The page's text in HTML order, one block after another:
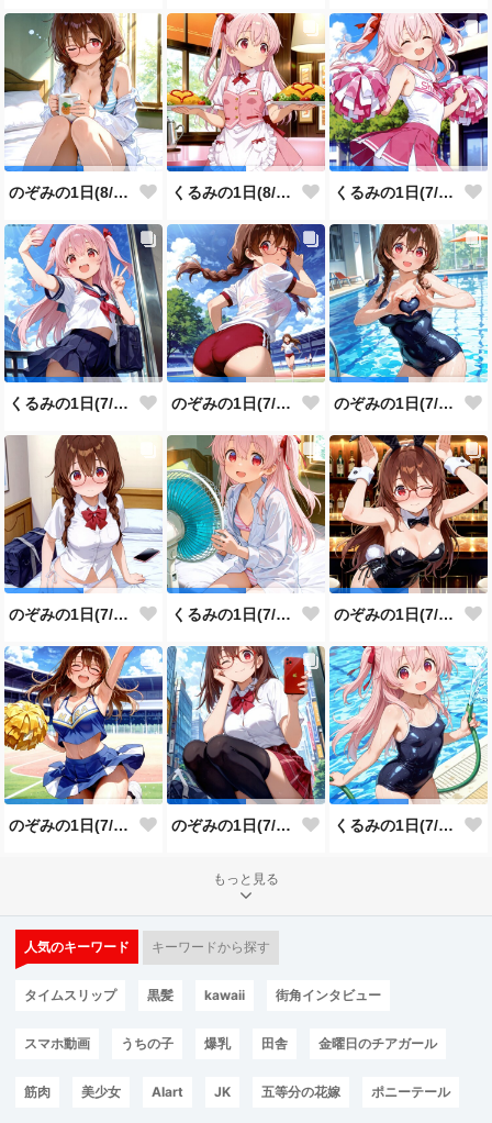
のぞみの1日(8/2投稿分) くるみの1日(8/1投稿分) くるみの1日(7/31投稿分)
くるみの1日(7/30投稿分) のぞみの1日(7/29投稿分) のぞみの1日(7/28投稿分)
のぞみの1日(7/27投稿分) くるみの1日(7/26投稿分) のぞみの1日(7/25投稿分)
のぞみの1日(7/24投稿分) のぞみの1日(7/23投稿分) くるみの1日(7/22投稿分)
もっと見る
人気のキーワード キーワードから探す
タイムスリップ 黒髪 kawaii 街角インタビュー
スマホ動画 うちの子 爆乳 田舎 金曜日のチアガール
筋肉 美少女 AIart JK 五等分の花嫁 ポニーテール